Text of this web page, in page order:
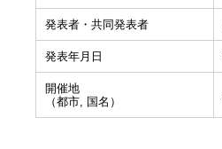
発表者・共同発表者
発表年月日
開催地
（都市, 国名）